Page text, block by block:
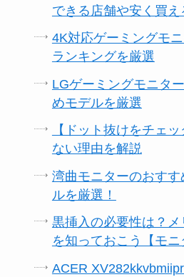
できる店舗や安く買
4K対応ゲーミングモ
ランキングを厳選
LGゲーミングモニタ
めモデルを厳選
【ドット抜けをチェ
ない理由を解説
湾曲モニターのおす
ルを厳選！
黒挿入の必要性は？メ
を知っておこう【モニ
ACER